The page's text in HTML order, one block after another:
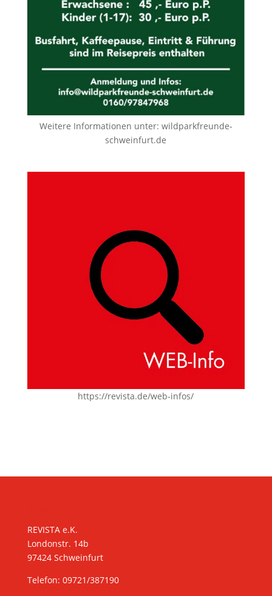
Weitere Informationen unter: wildparkfreunde-
schweinfurt.de
https://revista.de/web-infos/
REVISTA e.K.
Londonstr. 14b
97424 Schweinfurt
Telefon: 09721/387190